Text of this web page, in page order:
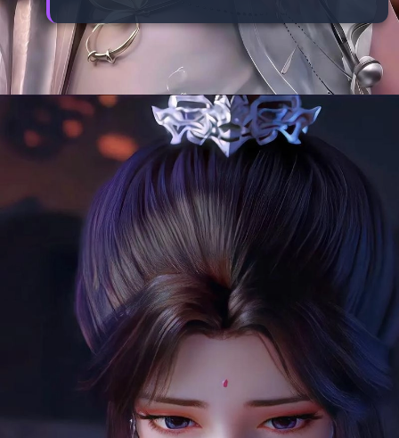
Đang mở https://manhua.edu.vn/thanh-y